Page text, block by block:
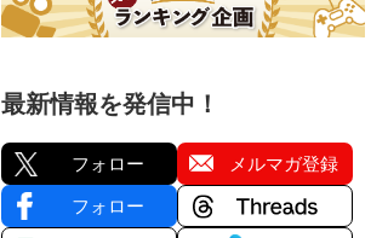
最新情報を発信中！
フォロー メルマガ登録
フォロー